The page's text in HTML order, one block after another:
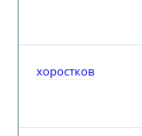
хоростков